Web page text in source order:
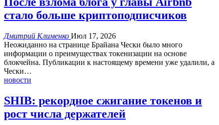
стало больше криптоподписчиков
Дмитрий Клименко Июл 17, 2026
Неожиданно на странице Брайана Чески было много
информации о преимуществах токенизации на основе
блокчейна. Публикации к настоящему времени уже удалили, а
Чески…
новости
SHIB: рекордное сжигание токенов и
рост числа держателей